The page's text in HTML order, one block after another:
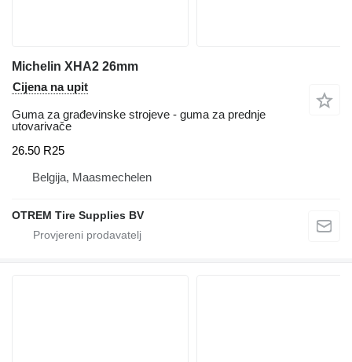
Michelin XHA2 26mm
Cijena na upit
Guma za građevinske strojeve - guma za prednje
utovarivače
26.50 R25
Belgija, Maasmechelen
OTREM Tire Supplies BV